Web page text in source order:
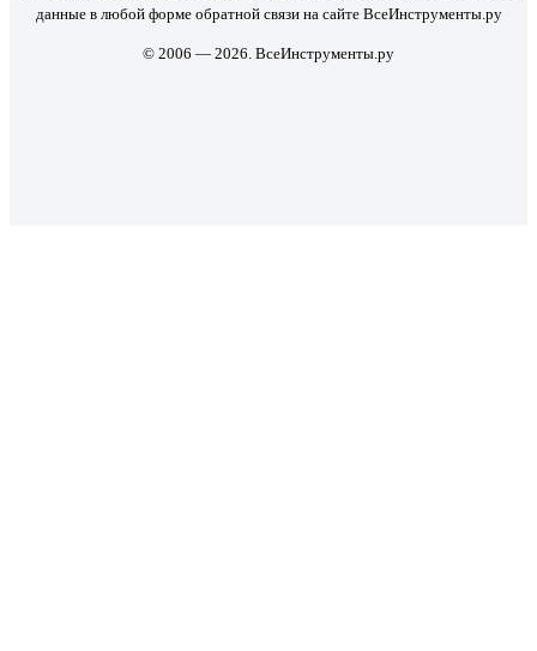
данные в любой форме обратной связи на сайте ВсеИнструменты.ру
© 2006 — 2026. ВсеИнструменты.ру